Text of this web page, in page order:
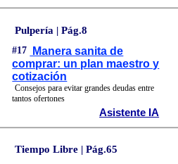
Pulpería | Pág.8
#17
Manera sanita de
comprar: un plan maestro y
cotización
Consejos para evitar grandes deudas entre
tantos ofertones
Asistente IA
Tiempo Libre | Pág.65